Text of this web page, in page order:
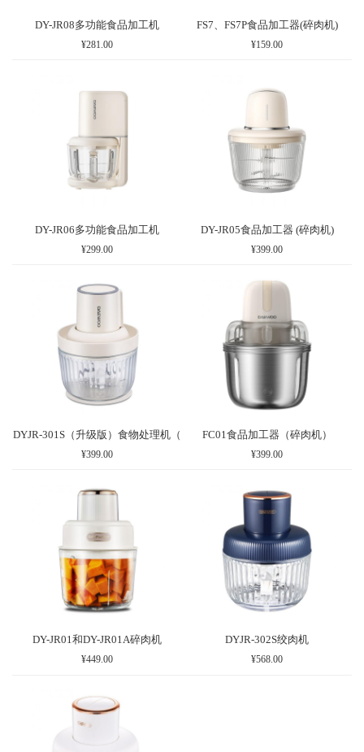
DY-JR08多功能食品加工机
¥281.00
FS7、FS7P食品加工器(碎肉机)
¥159.00
DY-JR06多功能食品加工机
¥299.00
DY-JR05食品加工器 (碎肉机)
¥399.00
DYJR-301S（升级版）食物处理机（
¥399.00
FC01食品加工器（碎肉机）
¥399.00
DY-JR01和DY-JR01A碎肉机
¥449.00
DYJR-302S绞肉机
¥568.00